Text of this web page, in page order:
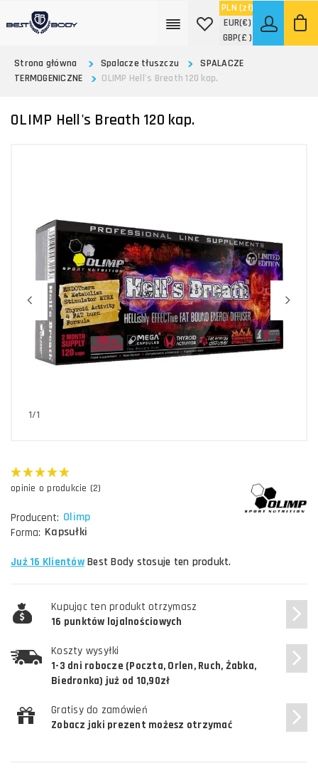
PLN (zł)
EUR(€)
GBP(£ )
Strona główna
Spalacze tłuszczu
SPALACZE
TERMOGENICZNE
OLIMP Hell's Breath 120 kap.
OLIMP Hell's Breath 120 kap.
1/1
opinie o produkcie (2)
Producent: Olimp
Forma: Kapsułki
Już 16 KlientówBest Body stosuje ten produkt.
Kupując ten produkt otrzymasz
16 punktów lojalnościowych
Koszty wysyłki
1-3 dni robocze (Poczta, Orlen, Ruch, Żabka,
Biedronka) już od 10,90zł
Gratisy do zamówień
Zobacz jaki prezent możesz otrzymać